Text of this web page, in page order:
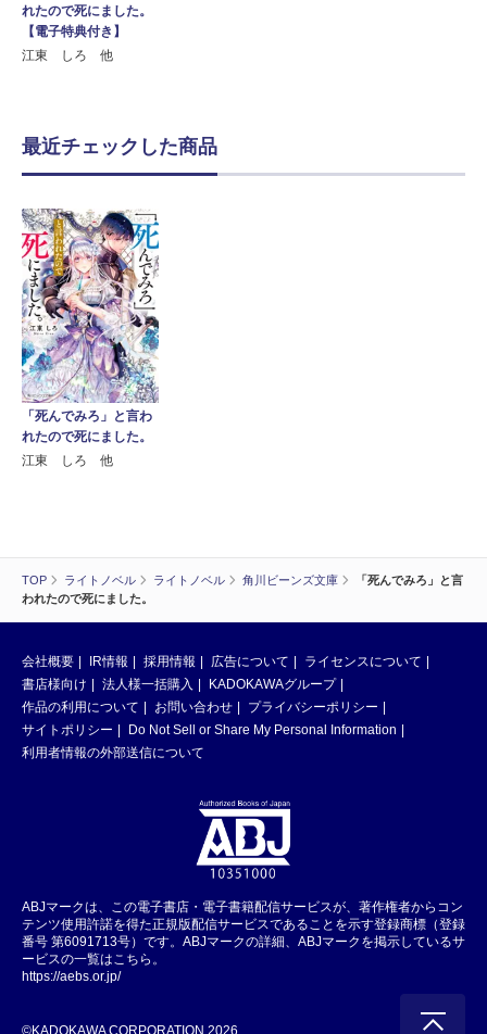
TOP ライトノベル ライトノベル 角川ビーンズ文庫
「死んでみろ」と言
われたので死にました。
れたので死にました。
【電子特典付き】
江東 しろ 他
最近チェックした商品
「死んでみろ」と言わ
れたので死にました。
江東 しろ 他
会社概要 IR情報 採用情報 広告について
ライセンスについて
書店様向け
法人様一括購入
KADOKAWAグループ
作品の利用について
お問い合わせ
プライバシーポリシー
サイトポリシー
Do Not Sell or Share My Personal Information
利用者情報の外部送信について
ABJマークは、この電子書店・電子書籍配信サービスが、著作権者からコン
テンツ使用許諾を得た正規版配信サービスであることを示す登録商標（登録
番号 第6091713号）です。ABJマークの詳細、ABJマークを掲示しているサ
ービスの一覧はこちら。
https://aebs.or.jp/
©KADOKAWA CORPORATION 2026